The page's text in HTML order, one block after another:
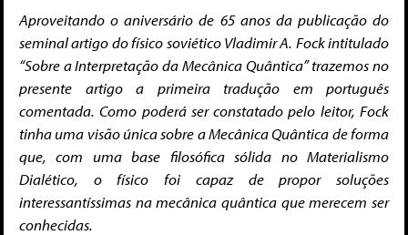
Aproveitando o aniversário de 65 anos da publicação do
seminal artigo do físico soviético Vladimir A. Fock intitulado
“Sobre a Interpretação da Mecânica Quântica” trazemos no
presente artigo a primeira tradução em português
comentada. Como poderá ser constatado pelo leitor, Fock
tinha uma visão única sobre a Mecânica Quântica de forma
que, com uma base filosófica sólida no Materialismo
Dialético, o físico foi capaz de propor soluções
interessantíssimas na mecânica quântica que merecem ser
conhecidas.